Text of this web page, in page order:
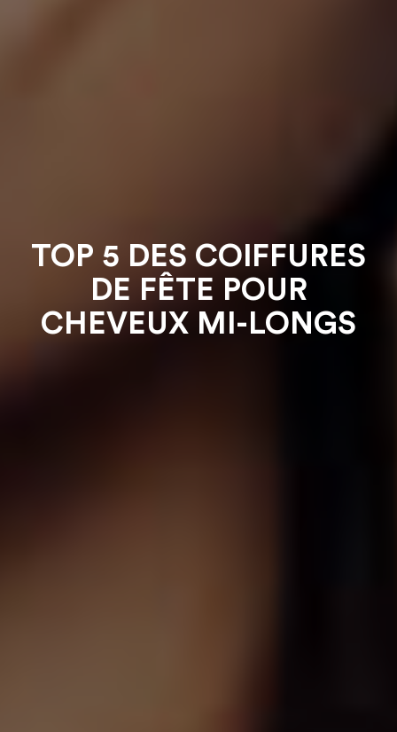
TOP 5 DES COIFFURES
DE FÊTE POUR
CHEVEUX MI-LONGS